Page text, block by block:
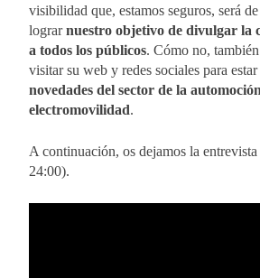
visibilidad que, estamos seguros, será
lograrnuestro objetivo de divulgar la
a todos los públicos. Cómo no,
visitar su web y redes sociales para
novedades del sector de la
electromovilidad.
A continuación, os dejamos la
24:00).